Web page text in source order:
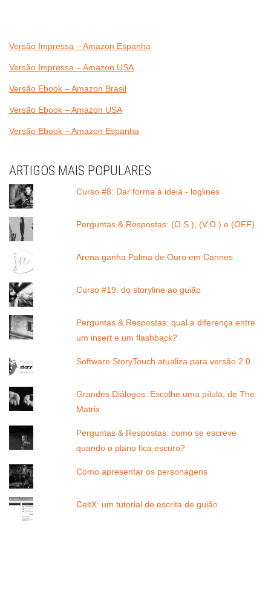
Versão Impressa – Amazon Espanha
Versão Impressa – Amazon USA
Versão Ebook – Amazon Brasil
Versão Ebook – Amazon USA
Versão Ebook – Amazon Espanha
ARTIGOS MAIS POPULARES
Curso #8: Dar forma à ideia - loglines
Perguntas & Respostas: (O.S.), (V.O.) e (OFF)
Arena ganha Palma de Ouro em Cannes
Curso #19: do storyline ao guião
Perguntas & Respostas: qual a diferença entre
um insert e um flashback?
Software StoryTouch atualiza para versão 2.0
Grandes Diálogos: Escolhe uma pílula, de The
Matrix
Perguntas & Respostas: como se escreve
quando o plano fica escuro?
Como apresentar os personagens
CeltX: um tutorial de escrita de guião